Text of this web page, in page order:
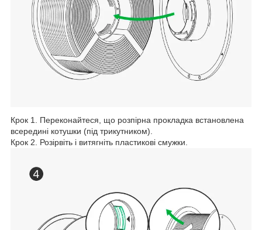
Крок 1. Переконайтеся, що розпірна прокладка встановлена
всередині котушки (під трикутником).
Крок 2. Розірвіть і витягніть пластикові смужки.